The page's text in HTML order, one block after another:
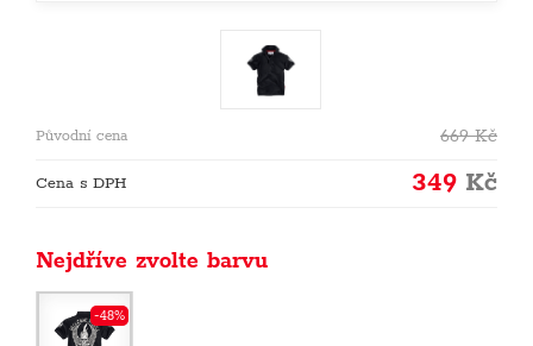
Původní cena 669Kč
Cena s DPH 349 Kč
Nejdříve zvolte barvu
-48%